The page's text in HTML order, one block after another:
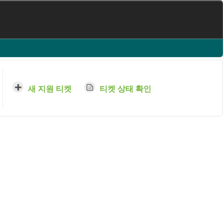
새 지원 티켓 티켓 상태 확인